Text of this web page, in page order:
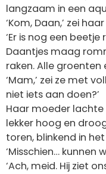
langzaam in een
‘Kom, Daan,’ zei
‘Er is nog een beetje
Daantjes maag
raken. Alle groenten
‘Mam,’ zei ze met
niet iets aan doen?’
Haar moeder lachte
lekker hoog en
toren, blinkend in
‘Misschien… kunnen
‘Ach, meid. Hij ziet